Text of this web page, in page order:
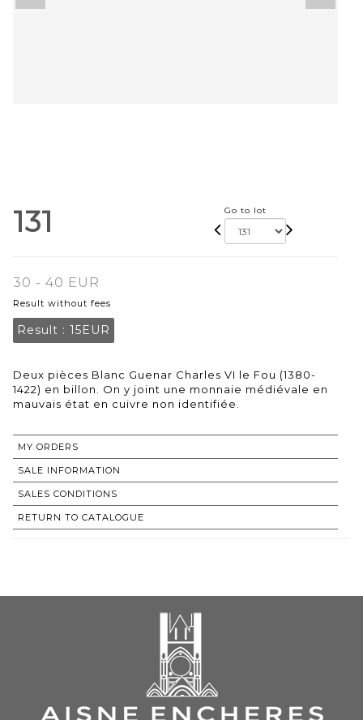
131 Go to lot
30 - 40 EUR
Result without fees
Result : 15EUR
Deux pièces Blanc Guenar Charles VI le Fou (1380-
1422) en billon. On y joint une monnaie médiévale en
mauvais état en cuivre non identifiée.
MY ORDERS
SALE INFORMATION
SALES CONDITIONS
RETURN TO CATALOGUE